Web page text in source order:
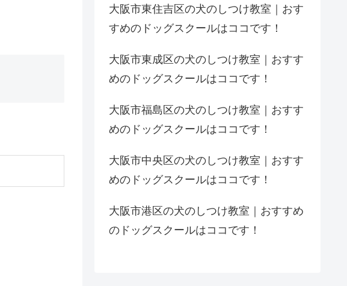
大阪市東住吉区の犬のしつけ教室｜おす
すめのドッグスクールはココです！
大阪市東成区の犬のしつけ教室｜おすす
めのドッグスクールはココです！
大阪市福島区の犬のしつけ教室｜おすす
めのドッグスクールはココです！
大阪市中央区の犬のしつけ教室｜おすす
めのドッグスクールはココです！
大阪市港区の犬のしつけ教室｜おすすめ
のドッグスクールはココです！